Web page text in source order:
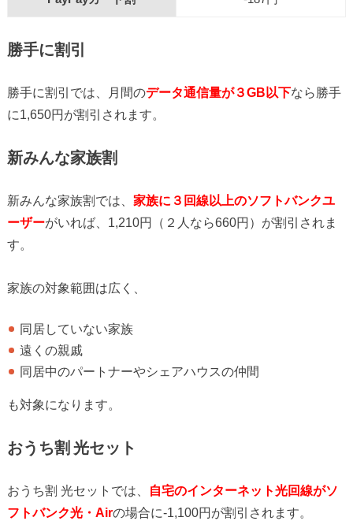
勝手に割引
勝手に割引では、月間のデータ通信量が３GB以下なら勝手
に1,650円が割引されます。
新みんな家族割
新みんな家族割では、 家族に３回線以上のソフトバンクユ
ーザーがいれば、1,210円（２人なら660円）が割引されま
す。
家族の対象範囲は広く、
同居していない家族
遠くの親戚
同居中のパートナーやシェアハウスの仲間
も対象になります。
おうち割 光セット
おうち割 光セットでは、
自宅のインターネット光回線がソ
フトバンク光・Airの場合に-1,100円が割引されます。